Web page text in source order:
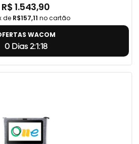
R$ 1.543,90
de R$157,11 no cartão
WACOM
0 Dias 2:1:17